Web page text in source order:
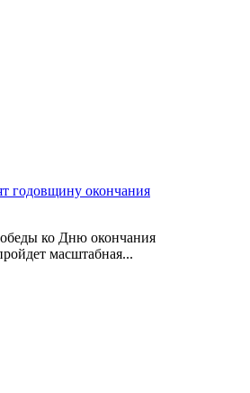
годовщину окончания
ко Дню окончания
масштабная...